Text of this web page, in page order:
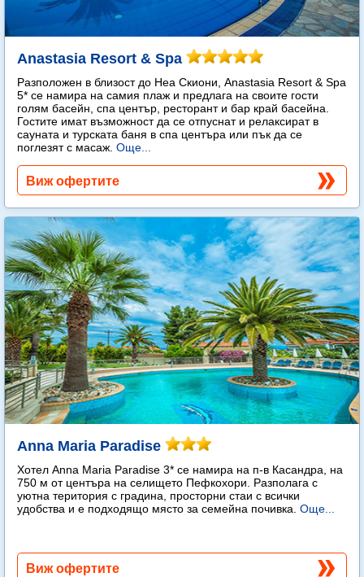
Anastasia Resort & Spa
Разположен в близост до Неа Скиони, Anastasia Resort & Spa
5* се намира на самия плаж и предлага на своите гости
голям басейн, спа център, ресторант и бар край басейна.
Гостите имат възможност да се отпуснат и релаксират в
сауната и турската баня в спа центъра или пък да се
поглезят с масаж. Още...
Виж офертите
Anna Maria Paradise
Хотел Anna Maria Paradise 3* се намира на п-в Касандра, на
750 м от центъра на селището Пефкохори. Разполага с
уютна територия с градина, просторни стаи с всички
удобства и е подходящо място за семейна почивка. Още...
Виж офертите